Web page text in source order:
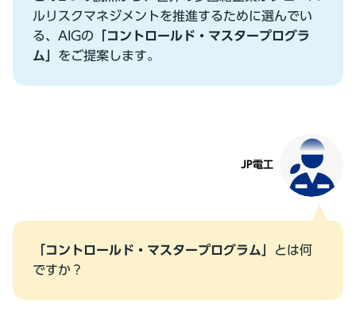
ルリスクマネジメントを推進するために選んでい
る、AIGの 「コントロールド・マスタープログラ
ム」 をご提案します。
JP電⼯
「コントロールド・マスタープログラム」
とは何
ですか？